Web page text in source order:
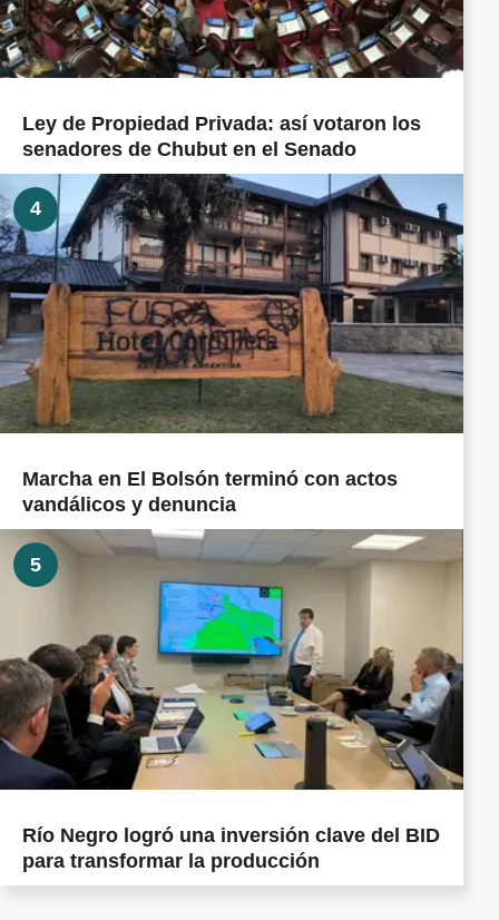
Ley de Propiedad Privada: así votaron los
senadores de Chubut en el Senado
4
Marcha en El Bolsón terminó con actos
vandálicos y denuncia
5
Río Negro logró una inversión clave del BID
para transformar la producción